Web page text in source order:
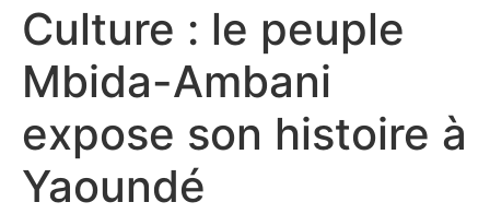
Culture : le peuple
Mbida-Ambani
expose son histoire à
Yaoundé